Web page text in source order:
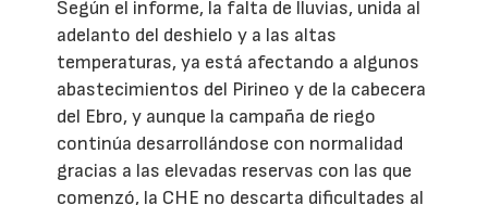
Según el informe, la falta de lluvias, unida al
adelanto del deshielo y a las altas
temperaturas, ya está afectando a algunos
abastecimientos del Pirineo y de la cabecera
del Ebro, y aunque la campaña de riego
continúa desarrollándose con normalidad
gracias a las elevadas reservas con las que
comenzó, la CHE no descarta dificultades al